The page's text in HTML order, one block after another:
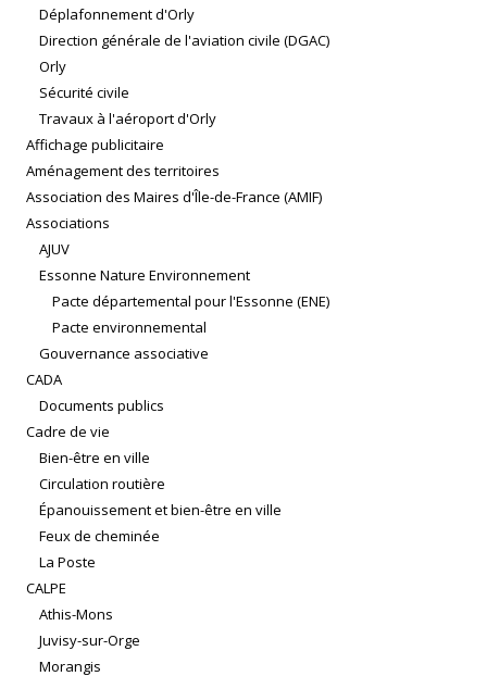
Déplafonnement d'Orly
Direction générale de l'aviation civile (DGAC)
Orly
Sécurité civile
Travaux à l'aéroport d'Orly
Affichage publicitaire
Aménagement des territoires
Association des Maires d'Île-de-France (AMIF)
Associations
AJUV
Essonne Nature Environnement
Pacte départemental pour l'Essonne (ENE)
Pacte environnemental
Gouvernance associative
CADA
Documents publics
Cadre de vie
Bien-être en ville
Circulation routière
Épanouissement et bien-être en ville
Feux de cheminée
La Poste
CALPE
Athis-Mons
Juvisy-sur-Orge
Morangis